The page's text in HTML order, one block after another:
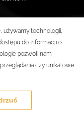
używamy technologii,
do informacji o
pozwoli nam
czy unikatowe